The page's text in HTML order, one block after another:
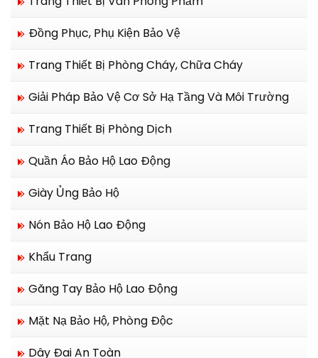
Đồng Phục, Phụ Kiện Bảo Vệ
Trang Thiết Bị Phòng Cháy, Chữa Cháy
Giải Pháp Bảo Vệ Cơ Sở Hạ Tầng Và Môi Trường
Trang Thiết Bị Phòng Dịch
Quần Áo Bảo Hộ Lao Động
Giày Ủng Bảo Hộ
Nón Bảo Hộ Lao Động
Khẩu Trang
Găng Tay Bảo Hộ Lao Động
Mặt Nạ Bảo Hộ, Phòng Độc
Dây Đai An Toàn